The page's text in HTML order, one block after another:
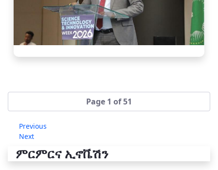
Page 1 of 51
Previous
Next
ምርምርና ኢኖቬሽን